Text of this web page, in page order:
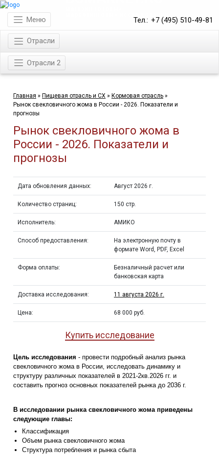
Тел.: +7 (495) 510-49-81
Меню
Отрасли
Отрасли 2
Главная » Пищевая отрасль и СХ » Кормовая отрасль »
Рынок свекловичного жома в России - 2026. Показатели и
прогнозы
Рынок свекловичного жома в
России - 2026. Показатели и
прогнозы
Дата обновления данных: Август 2026 г.
Количество страниц: 150 стр.
Исполнитель: АМИКО
Способ предоставления:
На электронную почту в
формате Word, PDF, Excel
Форма оплаты:
Безналичный расчет или
банковская карта
Доставка исследования: 11 августа 2026 г.
Цена: 68 000 руб.
Купить исследование
Цель исследования - провести подробный анализ рынка
свекловичного жома в России, исследовать динамику и
структуру различных показателей в 2021-2кв.2026 гг. и
составить прогноз основных показателей рынка до 2036 г.
В исследовании рынка свекловичного жома приведены
следующие главы:
Классификация
Объем рынка свекловичного жома
Структура потребления и рынка сбыта